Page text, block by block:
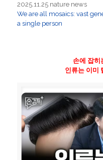
2025.11.25 nature news
We are all mosaics: vast
a single person
손에 잡히
인류는 이미